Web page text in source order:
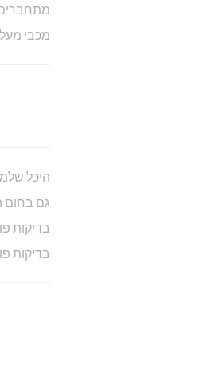
מכבי מעלות: 13 מדליות
היכל
גם בחום
בדיקות
בדיקות